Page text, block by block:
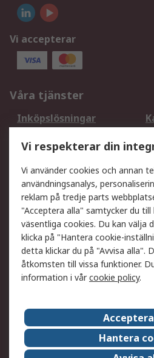
Vi accepterar
Våra tjänster
Inköpslösningar
DesignSpark
Ditt lokala säljteam
Support
Få hjälp
Leverans
Begär en fakturakopi
Betalningsalternativ
Om RS
Det juridiska
Vi respekterar din
Vi använder cookies och annan
användningsanalys,
reklam på tredje parts
"Acceptera alla" samtycker du till
väsentliga cookies. Du kan välja
klicka på "Hantera cookie-
detta klickar du på "Avvisa alla".
åtkomsten till vissa funktioner.
information i vårcookie policy.
Hantera